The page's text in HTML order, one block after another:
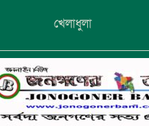
উচ্চ বিদ্যালয়ের ৮১তম
খেলাধুলা